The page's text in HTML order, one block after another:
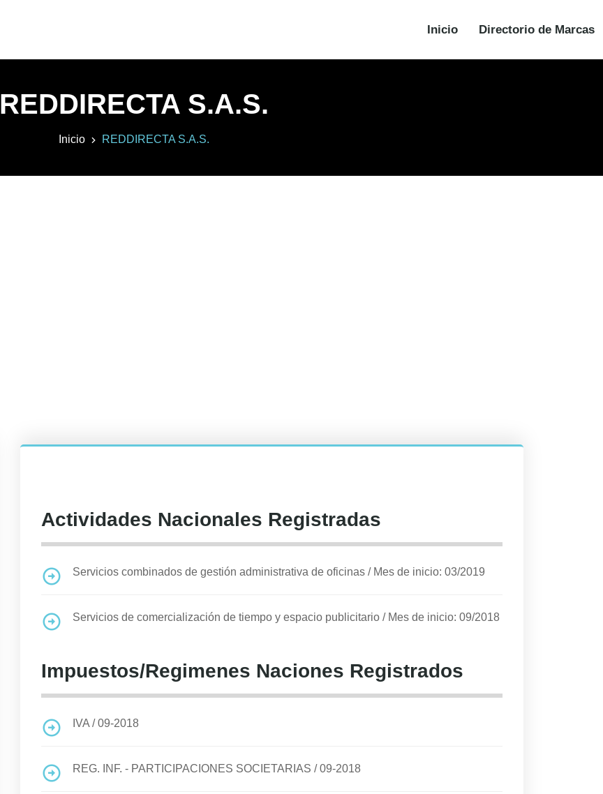
Inicio Directorio de Marcas
REDDIRECTA S.A.S.
Inicio REDDIRECTA S.A.S.
Actividades Nacionales Registradas
Servicios combinados de gestión administrativa de oficinas / Mes de inicio: 03/2019
Servicios de comercialización de tiempo y espacio publicitario / Mes de inicio: 09/2018
Impuestos/Regimenes Naciones Registrados
IVA /09-2018
REG. INF. - PARTICIPACIONES SOCIETARIAS /09-2018